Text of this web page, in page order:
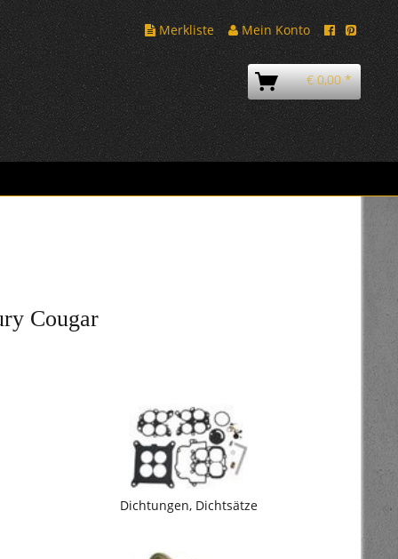
Merkliste Mein Konto
€ 0,00 *
Cougar
Dichtungen, Dichtsätze